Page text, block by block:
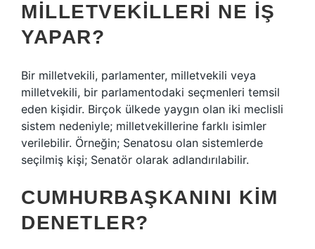
MILLETVEKILLERI NE IŞ
YAPAR?
Bir milletvekili, parlamenter, milletvekili veya
milletvekili, bir parlamentodaki seçmenleri temsil
eden kişidir. Birçok ülkede yaygın olan iki meclisli
sistem nedeniyle; milletvekillerine farklı isimler
verilebilir. Örneğin; Senatosu olan sistemlerde
seçilmiş kişi; Senatör olarak adlandırılabilir.
CUMHURBAŞKANINI KIM
DENETLER?